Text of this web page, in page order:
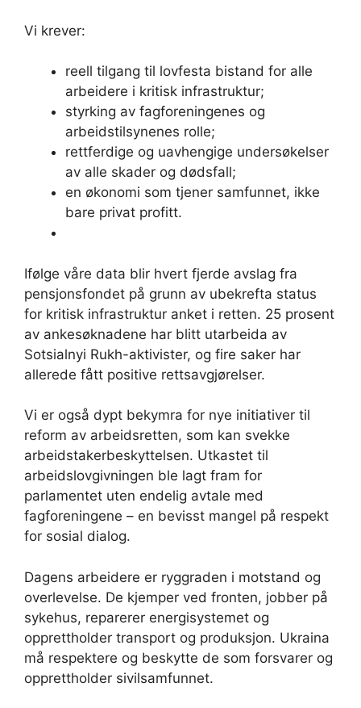
Vi krever:
reell tilgang til lovfesta bistand for alle
arbeidere i kritisk infrastruktur;
styrking av fagforeningenes og
arbeidstilsynenes rolle;
rettferdige og uavhengige undersøkelser
av alle skader og dødsfall;
en økonomi som tjener samfunnet, ikke
bare privat profitt.
Ifølge våre data blir hvert fjerde avslag fra
pensjonsfondet på grunn av ubekrefta status
for kritisk infrastruktur anket i retten. 25 prosent
av ankesøknadene har blitt utarbeida av
Sotsialnyi Rukh-aktivister, og fire saker har
allerede fått positive rettsavgjørelser.
Vi er også dypt bekymra for nye initiativer til
reform av arbeidsretten, som kan svekke
arbeidstakerbeskyttelsen. Utkastet til
arbeidslovgivningen ble lagt fram for
parlamentet uten endelig avtale med
fagforeningene – en bevisst mangel på respekt
for sosial dialog.
Dagens arbeidere er ryggraden i motstand og
overlevelse. De kjemper ved fronten, jobber på
sykehus, reparerer energisystemet og
opprettholder transport og produksjon. Ukraina
må respektere og beskytte de som forsvarer og
opprettholder sivilsamfunnet.